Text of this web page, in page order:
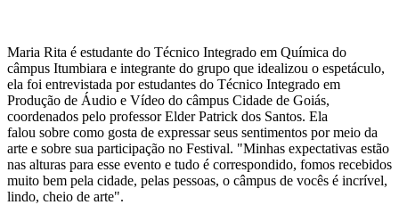
Maria Rita é estudante do Técnico Integrado em Química do
câmpus Itumbiara e integrante do grupo que idealizou o espetáculo,
ela foi entrevistada por estudantes do Técnico Integrado em
Produção de Áudio e Vídeo do câmpus Cidade de Goiás,
coordenados pelo professor Elder Patrick dos Santos. Ela
falou sobre como gosta de expressar seus sentimentos por meio da
arte e sobre sua participação no Festival. "Minhas expectativas estão
nas alturas para esse evento e tudo é correspondido, fomos recebidos
muito bem pela cidade, pelas pessoas, o câmpus de vocês é incrível,
lindo, cheio de arte".